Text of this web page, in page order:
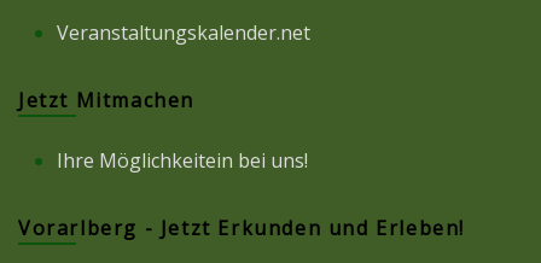
Veranstaltungskalender.net
Jetzt Mitmachen
Ihre Möglichkeitein bei uns!
Vorarlberg - Jetzt Erkunden und Erleben!